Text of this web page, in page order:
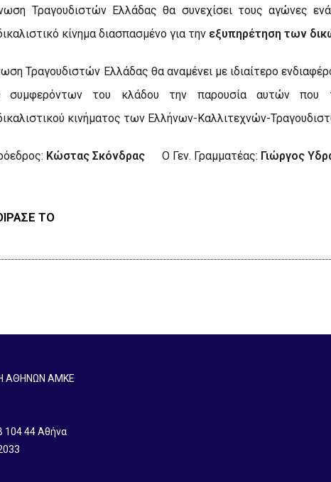
Τραγουδιστών Ελλάδας θα συνεχίσει τους αγώνες
κίνημα διασπασμένο για την εξυπηρέτηση των
Τραγουδιστών Ελλάδας θα αναμένει με ιδιαίτερο
συμφερόντων του κλάδου την παρουσία αυτών που
κινήματος των Ελλήνων-Καλλιτεχνών-
Κώστας Σκόνδρας Ο Γεν. Γραμματέας: Γιώργος
ΤΟ
ΑΘΗΝΩΝ ΑΜΚΕ
104 44 Αθήνα